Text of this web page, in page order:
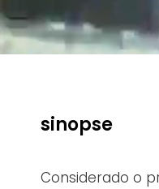
sinopse
Considerado o